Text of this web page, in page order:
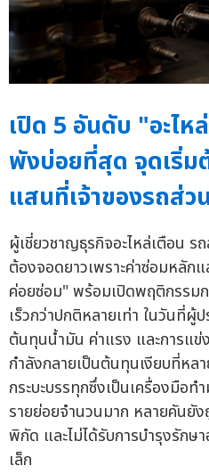
เปิด 5 อันดับ "อะไห
พังบ่อยที่สุด จุดเริ่
แสนที่เจ้าของรถส่
ผู้เชี่ยวชาญธุรกิจอะไหล่เตือน ร
ต้องจอดยาวเพราะค่าซ่อมหลัก
ค่อยซ่อม" พร้อมเปิดพฤติกรรมก
เร็วกว่าปกติหลายเท่า ในวันที่
ต้นทุนน้ำมัน ค่าแรง และการแข่
กำลังกลายเป็นต้นทุนเงียบที่หล
กระบะบรรทุกซึ่งเป็นเครื่องมือท
รายย่อยจำนวนมาก หลายคันยั
พิกัด และไม่ได้รับการบำรุงรักษ
เล็ก